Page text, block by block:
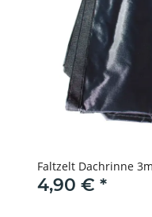
Faltzelt Dachrinne
4,90 € *